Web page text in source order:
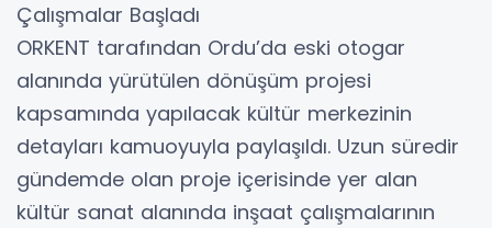
Çalışmalar Başladı
ORKENT tarafından Ordu’da eski otogar
alanında yürütülen dönüşüm projesi
kapsamında yapılacak kültür merkezinin
detayları kamuoyuyla paylaşıldı. Uzun süredir
gündemde olan proje içerisinde yer alan
kültür sanat alanında inşaat çalışmalarının